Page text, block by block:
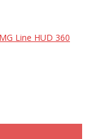
Line HUD 360